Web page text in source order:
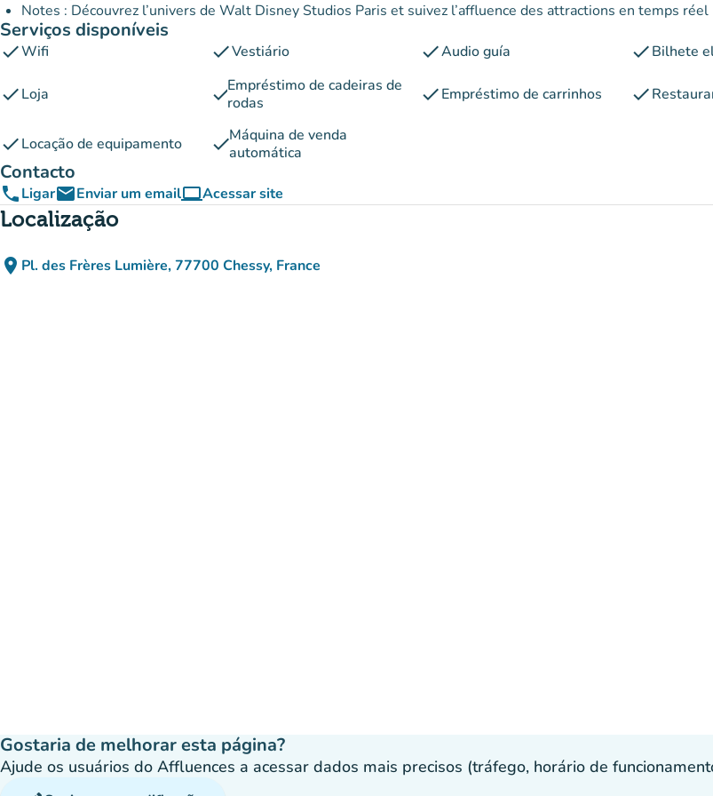
Notes : Découvrez l’univers de Walt Disney Studios Paris et suivez l’affluence des attractions en temps réel
Serviços disponíveis
checkWifi checkVestiário checkAudio guía checkBilhete
checkLoja checkEmpréstimo de cadeiras de
rodas
checkEmpréstimo de carrinhos check
checkLocação de equipamento checkMáquina de venda
automática
Contacto
phoneLigaremailEnviar um emailcomputerAcessar site
(novo separador)
Localização
place Pl. des Frères Lumière, 77700 Chessy, France
(abrir no Google Maps)
(novo separador)
Gostaria de melhorar esta página?
Ajude os usuários do Affluences a acessar dados mais precisos (tráfego, horário de